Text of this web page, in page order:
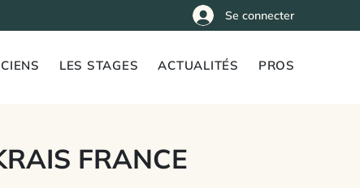
Se connecter
LES STAGES ACTUALITÉS PROS
FRANCE